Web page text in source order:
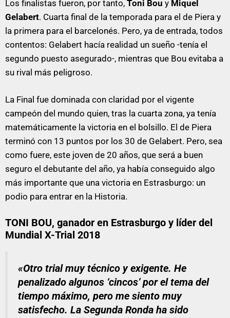
Los finalistas fueron, por tanto, Toni Bou y Miquel
Gelabert. Cuarta final de la temporada para el de Piera y
la primera para el barcelonés. Pero, ya de entrada, todos
contentos: Gelabert hacía realidad un sueño -tenía el
segundo puesto asegurado-, mientras que Bou evitaba a
su rival más peligroso.
La Final fue dominada con claridad por el vigente
campeón del mundo quien, tras la cuarta zona, ya tenía
matemáticamente la victoria en el bolsillo. El de Piera
terminó con 13 puntos por los 30 de Gelabert. Pero, sea
como fuere, este joven de 20 años, que será a buen
seguro el debutante del año, ya había conseguido algo
más importante que una victoria en Estrasburgo: un
podio para entrar en la Historia.
TONI BOU, ganador en Estrasburgo y líder del
Mundial X-Trial 2018
«Otro trial muy técnico y exigente. He
penalizado algunos ‘cincos’ por el tema del
tiempo máximo, pero me siento muy
satisfecho. La Segunda Ronda ha sido